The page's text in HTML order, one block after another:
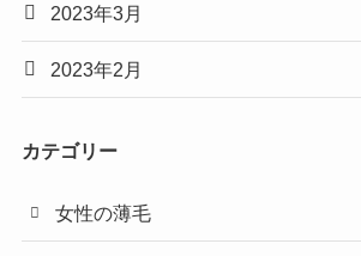
2023年3月
2023年2月
カテゴリー
女性の薄毛